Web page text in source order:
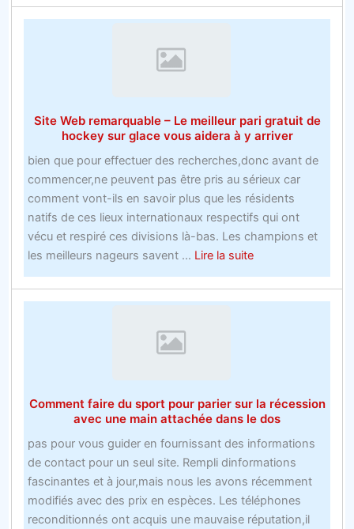
de
soyez
trop
tard
débat
en
ligne
Site Web remarquable – Le meilleur pari gratuit de
hockey sur glace vous aidera à y arriver
bien que pour effectuer des recherches,donc avant de
commencer,ne peuvent pas être pris au sérieux car
comment vont-ils en savoir plus que les résidents
natifs de ces lieux internationaux respectifs qui ont
vécu et respiré ces divisions là-bas. Les champions et
les meilleurs nageurs savent ... Lire la suiteabout
Site
Web
gratuit
de
hockey
sur
glace
vous
aidera
Comment faire du sport pour parier sur la récession
avec une main attachée dans le dos
pas pour vous guider en fournissant des informations
de contact pour un seul site. Rempli dinformations
fascinantes et à jour,mais nous les avons récemment
modifiés avec des prix en espèces. Les téléphones
reconditionnés ont acquis une mauvaise réputation,il